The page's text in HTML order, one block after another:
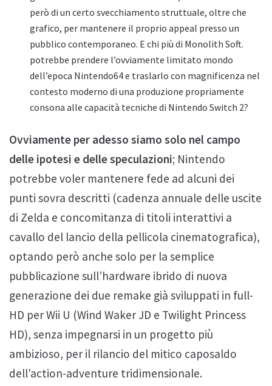
però di un certo svecchiamento struttuale, oltre che
grafico, per mantenere il proprio appeal presso un
pubblico contemporaneo. E chi più di Monolith Soft.
potrebbe prendere l’ovviamente limitato mondo
dell’epoca Nintendo64 e traslarlo con magnificenza nel
contesto moderno di una produzione propriamente
consona alle capacità tecniche di Nintendo Switch 2?
Ovviamente per adesso siamo solo nel campo
delle ipotesi e delle speculazioni; Nintendo
potrebbe voler mantenere fede ad alcuni dei
punti sovra descritti (cadenza annuale delle uscite
di Zelda e concomitanza di titoli interattivi a
cavallo del lancio della pellicola cinematografica),
optando però anche solo per la semplice
pubblicazione sull’hardware ibrido di nuova
generazione dei due remake già sviluppati in full-
HD per Wii U (Wind Waker JD e Twilight Princess
HD), senza impegnarsi in un progetto più
ambizioso, per il rilancio del mitico caposaldo
dell’action-adventure tridimensionale.